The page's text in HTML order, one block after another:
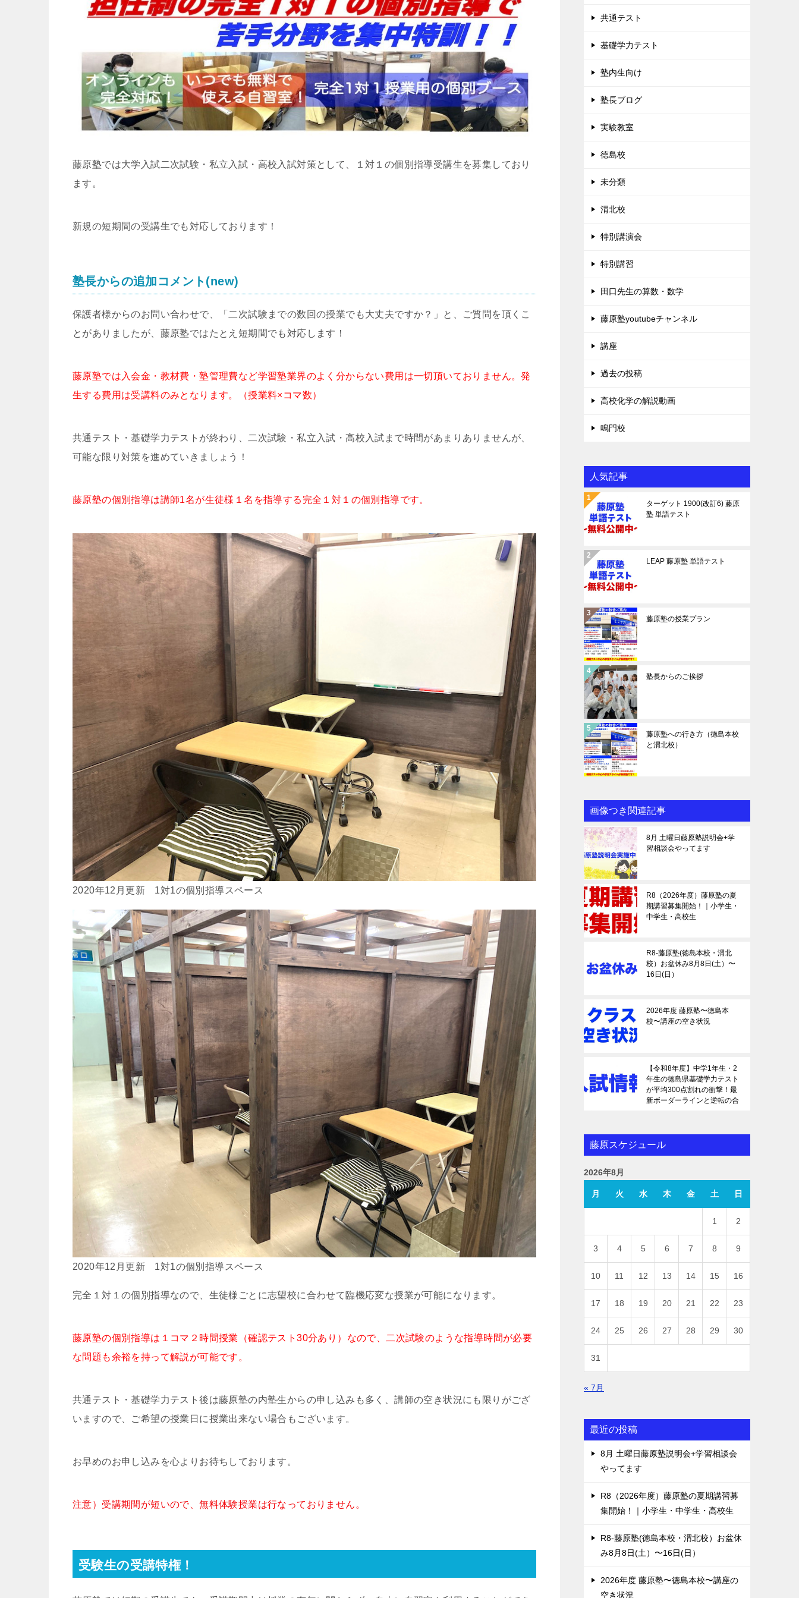
藤原塾では大学入試二次試験・私立入試・高校入試対策として、１対１の個別指導受講生を募集しており
ます。
新規の短期間の受講生でも対応しております！
塾長からの追加コメント(new)
保護者様からのお問い合わせで、「二次試験までの数回の授業でも大丈夫ですか？」と、ご質問を頂くこ
とがありましたが、藤原塾ではたとえ短期間でも対応します！
藤原塾では入会金・教材費・塾管理費など学習塾業界のよく分からない費用は一切頂いておりません。発
生する費用は受講料のみとなります。（授業料×コマ数）
共通テスト・基礎学力テストが終わり、二次試験・私立入試・高校入試まで時間があまりありませんが、
可能な限り対策を進めていきましょう！
藤原塾の個別指導は講師1名が生徒様１名を指導する完全１対１の個別指導です。
2020年12月更新 1対1の個別指導スペース
2020年12月更新 1対1の個別指導スペース
完全１対１の個別指導なので、生徒様ごとに志望校に合わせて臨機応変な授業が可能になります。
藤原塾の個別指導は１コマ２時間授業（確認テスト30分あり）なので、二次試験のような指導時間が必要
な問題も余裕を持って解説が可能です。
共通テスト・基礎学力テスト後は藤原塾の内塾生からの申し込みも多く、講師の空き状況にも限りがござ
いますので、ご希望の授業日に授業出来ない場合もございます。
お早めのお申し込みを心よりお待ちしております。
注意）受講期間が短いので、無料体験授業は行なっておりません。
受験生の受講特権！
共通テスト
基礎学力テスト
塾内生向け
塾長ブログ
実験教室
徳島校
未分類
渭北校
特別講演会
特別講習
田口先生の算数・数学
藤原塾youtubeチャンネル
講座
過去の投稿
高校化学の解説動画
鳴門校
人気記事
ターゲット 1900(改訂6) 藤原
塾 単語テスト
LEAP 藤原塾 単語テスト
藤原塾の授業プラン
塾長からのご挨拶
藤原塾への行き方（徳島本校
と渭北校）
画像つき関連記事
8月 土曜日藤原塾説明会+学
習相談会やってます
R8（2026年度）藤原塾の夏
期講習募集開始！｜小学生・
中学生・高校生
R8-藤原塾(徳島本校・渭北
校）お盆休み8月8日(土）〜
16日(日）
2026年度 藤原塾〜徳島本
校〜講座の空き状況
【令和8年度】中学1年生・2
年生の徳島県基礎学力テスト
が平均300点割れの衝撃！最
新ボーダーラインと逆転の合
藤原スケジュール
2026年8月
月 火 水 木 金 土 日
1 2
3 4 5 6 7 8 9
10 11 12 13 14 15 16
17 18 19 20 21 22 23
24 25 26 27 28 29 30
31
« 7月
最近の投稿
8月 土曜日藤原塾説明会+学習相談会
やってます
R8（2026年度）藤原塾の夏期講習募
集開始！｜小学生・中学生・高校生
R8-藤原塾(徳島本校・渭北校）お盆休
み8月8日(土）〜16日(日）
2026年度 藤原塾〜徳島本校〜講座の
空き状況